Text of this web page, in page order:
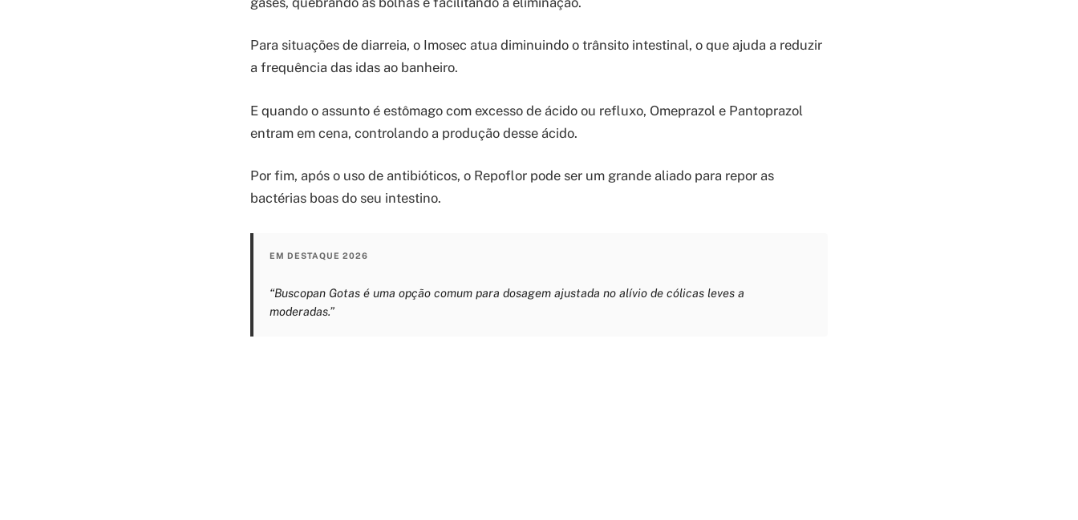
Para situações de diarreia, o Imosec atua diminuindo o trânsito intestinal, o que ajuda a reduzir
a frequência das idas ao banheiro.
E quando o assunto é estômago com excesso de ácido ou refluxo, Omeprazol e Pantoprazol
entram em cena, controlando a produção desse ácido.
Por fim, após o uso de antibióticos, o Repoflor pode ser um grande aliado para repor as
bactérias boas do seu intestino.
EM DESTAQUE 2026
“Buscopan Gotas é uma opção comum para dosagem ajustada no alívio de cólicas leves a
moderadas.”